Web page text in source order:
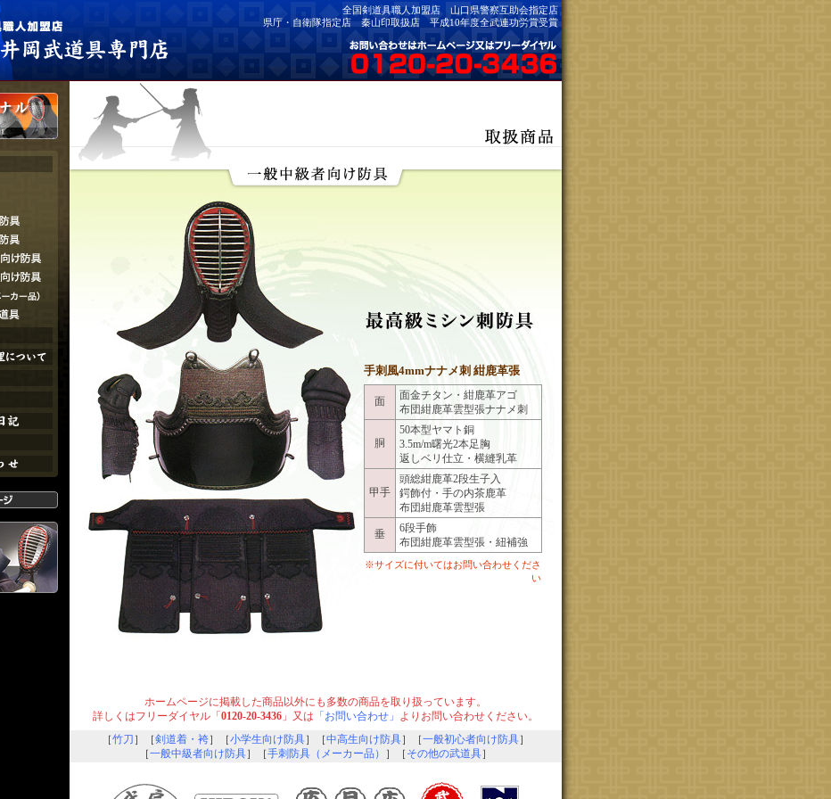
全国剣道具職人加盟店 山口県警察互助会指定店
県庁・自衛隊指定店 秦山印取扱店 平成10年度全武連功労賞受賞
手刺風4mmナナメ刺 紺鹿革張
面
面金チタン・紺鹿革アゴ
布団紺鹿革雲型張ナナメ刺
胴
50本型ヤマト銅
3.5m/m曙光2本足胸
返しベリ仕立・横縫乳革
甲手
頭総紺鹿革2段生子入
鍔飾付・手の内茶鹿革
布団紺鹿革雲型張
垂
6段手飾
布団紺鹿革雲型張・紐補強
※サイズに付いてはお問い合わせくださ
い
ホームページに掲載した商品以外にも多数の商品を取り扱っています。
詳しくはフリーダイヤル「 0120-20-3436 」又は 「お問い合わせ」 よりお問い合わせください。
［竹刀 ］［剣道着・袴］［小学生向け防具］［中高生向け防具］［一般初心者向け防具］
［一般中級者向け防具］［手刺防具（メーカー品） ］［ その他の武道具］